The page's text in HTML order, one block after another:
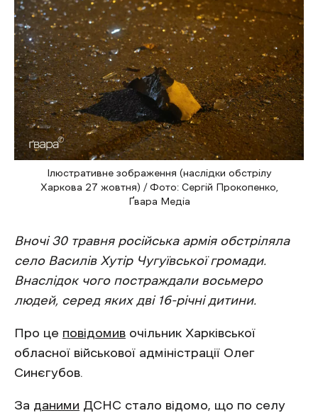
Ілюстративне зображення (наслідки обстрілу
Харкова 27 жовтня) / Фото: Сергій Прокопенко,
Ґвара Медіа
Вночі 30 травня російська армія обстріляла
село Василів Хутір Чугуївської громади.
Внаслідок чого постраждали восьмеро
людей, серед яких дві 16-річні дитини.
Про це повідомив очільник Харківської
обласної військової адміністрації Олег
Синєгубов.
За даними ДСНС стало відомо, що по селу